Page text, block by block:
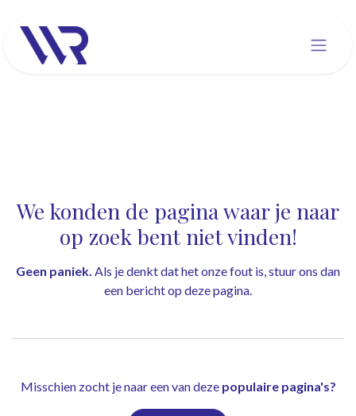
Fout 404
We konden de pagina waar je naar
op zoek bent niet vinden!
Geen paniek. Als je denkt dat het onze fout is, stuur ons dan
een bericht op deze pagina.
Misschien zocht je naar een van deze populaire pagina's?